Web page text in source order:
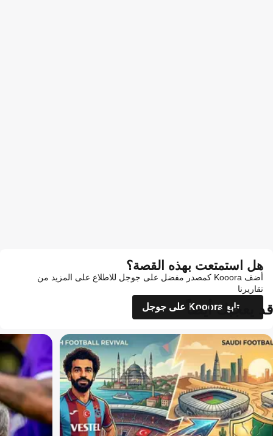
هل استمتعت بهذه القصة؟
أضف Kooora كمصدر مفضل على جوجل للاطلاع على المزيد من
تقاريرنا
تابع Kooora على جوجل
قد يعجبك أيضاً